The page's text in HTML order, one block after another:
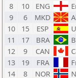
8
10 ENG
9
6 MKD
10
15 ESP
11
17 BRA
12
9 CAN
13
19 FRA
14
8 NOR